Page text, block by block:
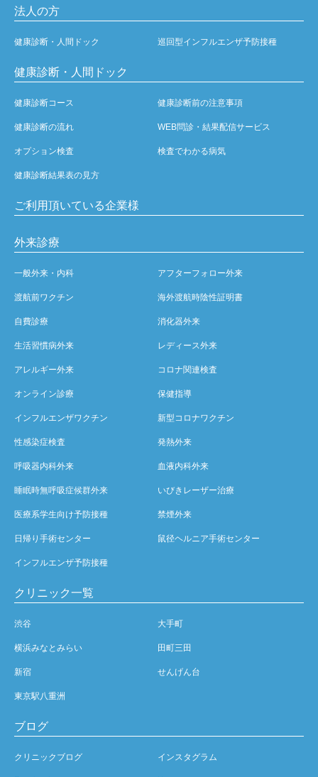
法人の方
健康診断・人間ドック 巡回型インフルエンザ予防接種
健康診断・人間ドック
健康診断コース 健康診断前の注意事項
健康診断の流れ WEB問診・結果配信サービス
オプション検査 検査でわかる病気
健康診断結果表の見方
ご利用頂いている企業様
外来診療
一般外来・内科 アフターフォロー外来
渡航前ワクチン 海外渡航時陰性証明書
自費診療 消化器外来
生活習慣病外来 レディース外来
アレルギー外来 コロナ関連検査
オンライン診療 保健指導
インフルエンザワクチン 新型コロナワクチン
性感染症検査 発熱外来
呼吸器内科外来 血液内科外来
睡眠時無呼吸症候群外来 いびきレーザー治療
医療系学生向け予防接種 禁煙外来
日帰り手術センター 鼠径ヘルニア手術センター
インフルエンザ予防接種
クリニック一覧
渋谷 大手町
横浜みなとみらい 田町三田
新宿 せんげん台
東京駅八重洲
ブログ
クリニックブログ インスタグラム